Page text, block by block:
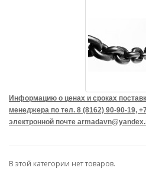
Информацию о ценах и сроках
менеджера по тел. 8 (8162) 90-90-19,
электронной почте
В этой категории нет товаров.